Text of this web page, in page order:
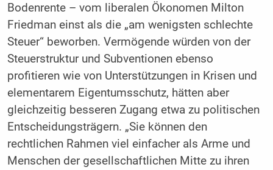
Bodenrente – vom liberalen Ökonomen Milton
Friedman einst als die „am wenigsten schlechte
Steuer“ beworben. Vermögende würden von der
Steuerstruktur und Subventionen ebenso
profitieren wie von Unterstützungen in Krisen und
elementarem Eigentumsschutz, hätten aber
gleichzeitig besseren Zugang etwa zu politischen
Entscheidungsträgern. „Sie können den
rechtlichen Rahmen viel einfacher als Arme und
Menschen der gesellschaftlichen Mitte zu ihren